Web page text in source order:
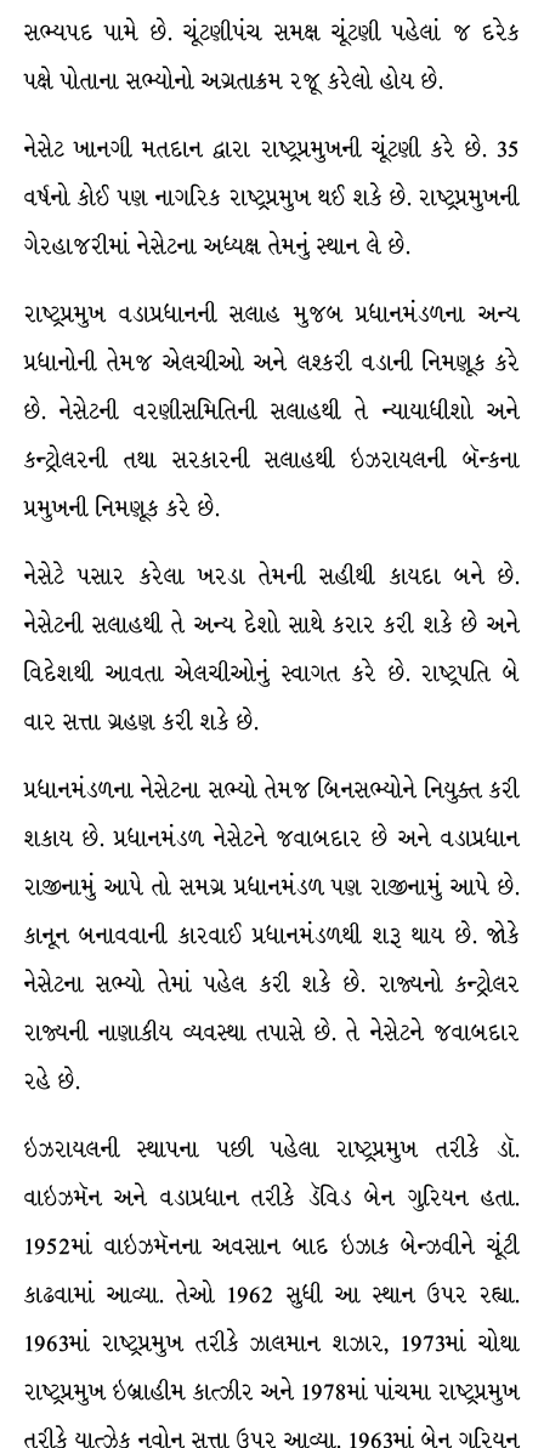
સભ્યપદ પામે છે. ચૂંટણીપંચ સમક્ષ ચૂંટણી પહેલાં જ દરેક
પક્ષે પોતાના સભ્યોનો અગ્રતાક્રમ રજૂ કરેલો હોય છે.
નેસેટ ખાનગી મતદાન દ્વારા રાષ્ટ્રપ્રમુખની ચૂંટણી કરે છે. 35
વર્ષનો કોઈ પણ નાગરિક રાષ્ટ્રપ્રમુખ થઈ શકે છે. રાષ્ટ્રપ્રમુખની
ગેરહાજરીમાં નેસેટના અધ્યક્ષ તેમનું સ્થાન લે છે.
રાષ્ટ્રપ્રમુખ વડાપ્રધાનની સલાહ મુજબ પ્રધાનમંડળના અન્ય
પ્રધાનોની તેમજ એલચીઓ અને લશ્કરી વડાની નિમણૂક કરે
છે. નેસેટની વરણીસમિતિની સલાહથી તે ન્યાયાધીશો અને
કન્ટ્રોલરની તથા સરકારની સલાહથી ઇઝરાયલની બૅન્કના
પ્રમુખની નિમણૂક કરે છે.
નેસેટે પસાર કરેલા ખરડા તેમની સહીથી કાયદા બને છે.
નેસેટની સલાહથી તે અન્ય દેશો સાથે કરાર કરી શકે છે અને
વિદેશથી આવતા એલચીઓનું સ્વાગત કરે છે. રાષ્ટ્રપતિ બે
વાર સત્તા ગ્રહણ કરી શકે છે.
પ્રધાનમંડળના નેસેટના સભ્યો તેમજ બિનસભ્યોને નિયુક્ત કરી
શકાય છે. પ્રધાનમંડળ નેસેટને જવાબદાર છે અને વડાપ્રધાન
રાજીનામું આપે તો સમગ્ર પ્રધાનમંડળ પણ રાજીનામું આપે છે.
કાનૂન બનાવવાની કારવાઈ પ્રધાનમંડળથી શરૂ થાય છે. જોકે
નેસેટના સભ્યો તેમાં પહેલ કરી શકે છે. રાજ્યનો કન્ટ્રોલર
રાજ્યની નાણાકીય વ્યવસ્થા તપાસે છે. તે નેસેટને જવાબદાર
રહે છે.
ઇઝરાયલની સ્થાપના પછી પહેલા રાષ્ટ્રપ્રમુખ તરીકે ડૉ.
વાઇઝમૅન અને વડાપ્રધાન તરીકે ડૅવિડ બેન ગુરિયન હતા.
1952માં વાઇઝમૅનના અવસાન બાદ ઇઝાક બેન્ઝવીને ચૂંટી
કાઢવામાં આવ્યા. તેઓ 1962 સુધી આ સ્થાન ઉપર રહ્યા.
1963માં રાષ્ટ્રપ્રમુખ તરીકે ઝાલમાન શઝાર, 1973માં ચોથા
રાષ્ટ્રપ્રમુખ ઇબ્રાહીમ કાત્ઝીર અને 1978માં પાંચમા રાષ્ટ્રપ્રમુખ
તરીકે યાત્ઝેક નવોન સત્તા ઉપર આવ્યા. 1963માં બેન ગુરિયન